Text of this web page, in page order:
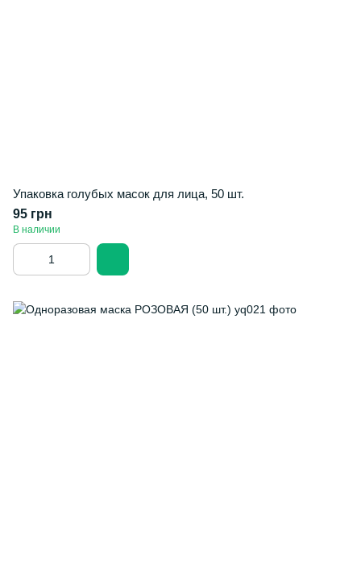
Упаковка голубых масок для лица, 50 шт.
95 грн
В наличии